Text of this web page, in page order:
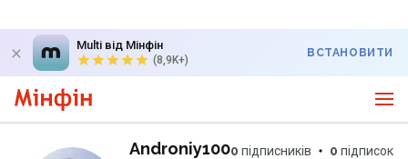
Multi від Мінфін
(8,9K+)
ВСТАНОВИТИ
Androniy1000 підписників 0 підписок